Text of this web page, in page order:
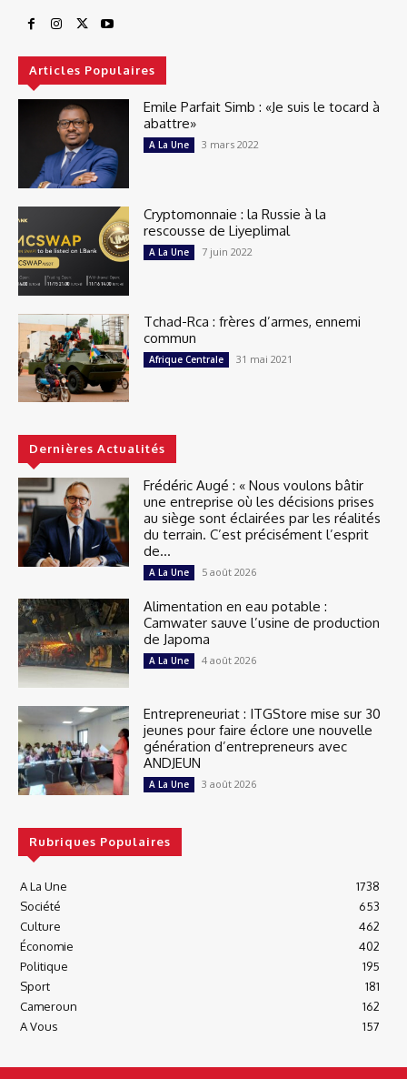
Articles Populaires
Emile Parfait Simb : «Je suis le tocard à
abattre»
A La Une 3 mars 2022
Cryptomonnaie : la Russie à la
rescousse de Liyeplimal
A La Une 7 juin 2022
Tchad-Rca : frères d’armes, ennemi
commun
Afrique Centrale 31 mai 2021
Dernières Actualités
Frédéric Augé : « Nous voulons bâtir
une entreprise où les décisions prises
au siège sont éclairées par les réalités
du terrain. C’est précisément l’esprit
de...
A La Une 5 août 2026
Alimentation en eau potable :
Camwater sauve l’usine de production
de Japoma
A La Une 4 août 2026
Entrepreneuriat : ITGStore mise sur 30
jeunes pour faire éclore une nouvelle
génération d’entrepreneurs avec
ANDJEUN
A La Une 3 août 2026
Rubriques Populaires
A La Une
1738
Société
653
Culture
462
Économie
402
Politique
195
Sport
181
Cameroun
162
A Vous
157